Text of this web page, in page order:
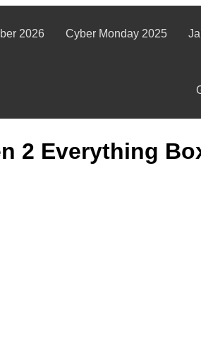
2026 Cyber Monday 2025
2 Everything